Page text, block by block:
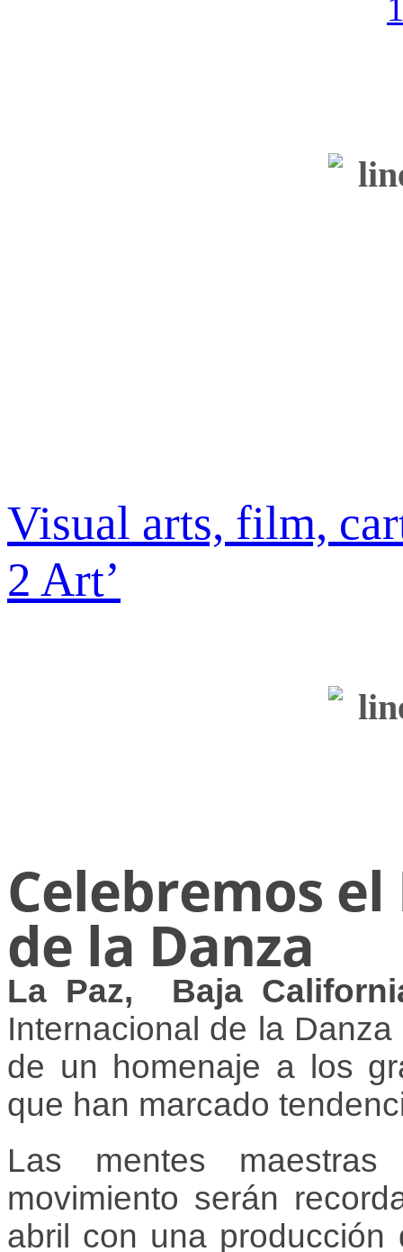
Visual arts, film,
2 Art’
Celebremos
de la Danza
La Paz, Baja
Internacional de la
de un homenaje a los
que han marcado
Las mentes
movimiento serán
abril con una